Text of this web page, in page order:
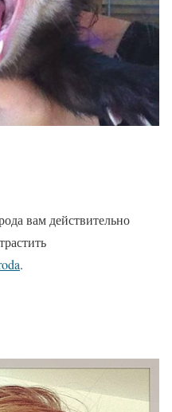
вам действительно
.